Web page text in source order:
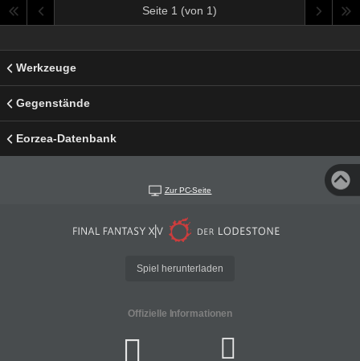
Seite 1 (von 1)
Werkzeuge
Gegenstände
Eorzea-Datenbank
Zur PC-Seite
Spiel herunterladen
Offizielle Informationen